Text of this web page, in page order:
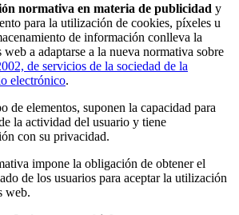
normativa en materia de publicidad y
para la utilización de cookies, píxeles u
de información conlleva la
a adaptarse a la nueva normativa sobre
de servicios de la sociedad de la
electrónico.
de elementos, suponen la capacidad para
la actividad del usuario y tiene
con su privacidad.
impone la obligación de obtener el
de los usuarios para aceptar la utilización
web.